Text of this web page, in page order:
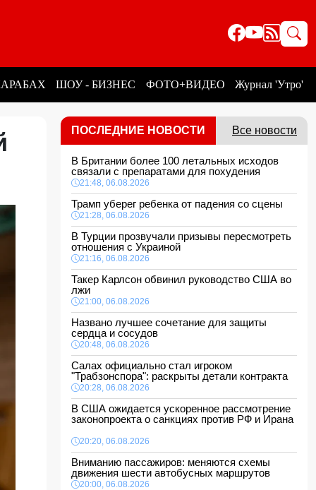
ШОУ - БИЗНЕС ФОТО+ВИДЕО Журнал 'Утро'
ПОСЛЕДНИЕ НОВОСТИ Все новости
В Британии более 100 летальных исходов
связали с препаратами для похудения
21:48, 06.08.2026
Трамп уберег ребенка от падения со сцены
21:28, 06.08.2026
В Турции прозвучали призывы пересмотреть
отношения с Украиной
21:16, 06.08.2026
Такер Карлсон обвинил руководство США во
лжи
21:00, 06.08.2026
Названо лучшее сочетание для защиты
сердца и сосудов
20:48, 06.08.2026
Салах официально стал игроком
"Трабзонспора": раскрыты детали контракта
20:28, 06.08.2026
В США ожидается ускоренное рассмотрение
законопроекта о санкциях против РФ и Ирана
20:20, 06.08.2026
Вниманию пассажиров: меняются схемы
движения шести автобусных маршрутов
20:00, 06.08.2026